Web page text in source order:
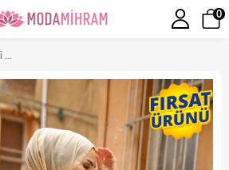
0
Çiçek Desenli Tesettür Elbise Bordo 10157-9